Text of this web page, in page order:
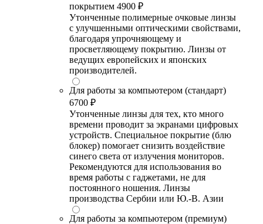
покрытием 4900 ₽
Утонченные полимерные очковые линзы
с улучшенными оптическими свойствами,
благодаря упрочняющему и
просветляющему покрытию. Линзы от
ведущих европейских и японских
производителей.
Для работы за компьютером (стандарт)
6700 ₽
Утонченные линзы для тех, кто много
времени проводит за экранами цифровых
устройств. Специальное покрытие (блю
блокер) помогает снизить воздействие
синего света от излучения мониторов.
Рекомендуются для использования во
время работы с гаджетами, не для
постоянного ношения. Линзы
производства Сербии или Ю.-В. Азии
Для работы за компьютером (премиум)